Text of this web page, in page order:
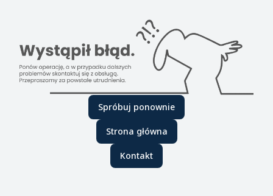
Spróbuj ponownie
Strona główna
Kontakt